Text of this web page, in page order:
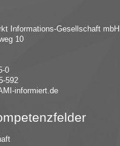
Informations-Gesellschaft mbH
10
0
592
informiert.de